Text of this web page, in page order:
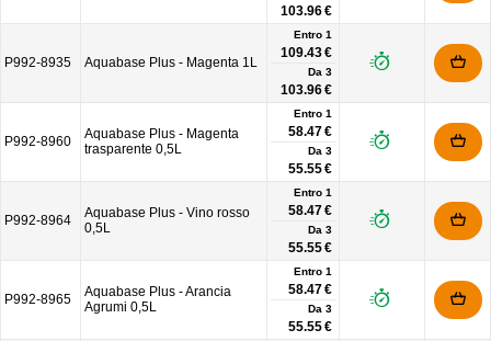
103.96 €
P992-8935 Aquabase Plus - Magenta 1L
Entro 1
109.43 €
Da 3
103.96 €
P992-8960
Aquabase Plus - Magenta
trasparente 0,5L
Entro 1
58.47 €
Da 3
55.55 €
P992-8964
Aquabase Plus - Vino rosso
0,5L
Entro 1
58.47 €
Da 3
55.55 €
P992-8965
Aquabase Plus - Arancia
Agrumi 0,5L
Entro 1
58.47 €
Da 3
55.55 €